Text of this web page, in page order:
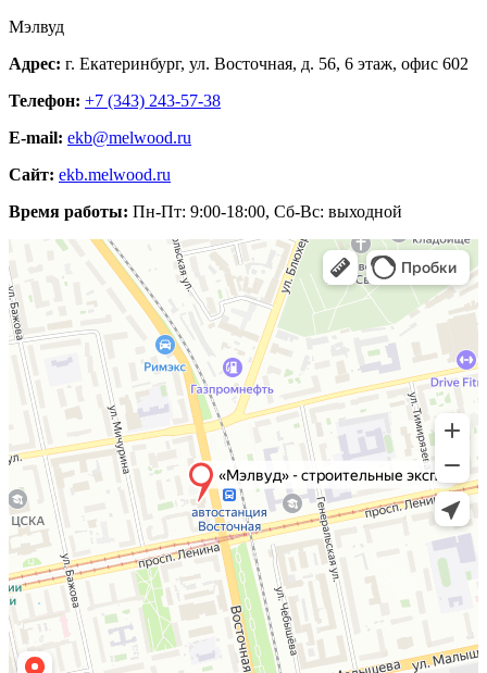
Мэлвуд
Адрес: г. Екатеринбург, ул. Восточная, д. 56, 6 этаж, офис 602
Телефон: +7 (343) 243-57-38
E-mail: ekb@melwood.ru
Сайт: ekb.melwood.ru
Время работы: Пн-Пт: 9:00-18:00, Сб-Вс: выходной